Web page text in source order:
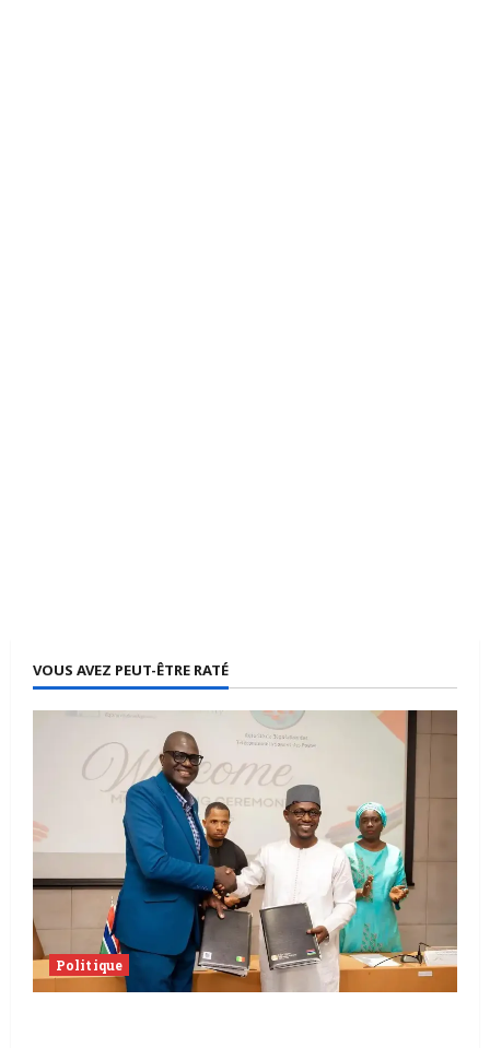
VOUS AVEZ PEUT-ÊTRE RATÉ
Politique